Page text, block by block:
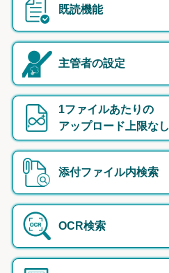
既読機能
主管者の設定
1ファイルあたりの
アップロード上限なし
添付ファイル内検索
OCR検索